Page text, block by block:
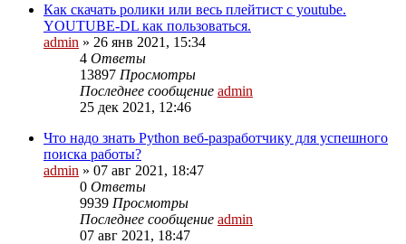
Как скачать ролики или весь плейтист с youtube.
YOUTUBE-DL как пользоваться.
admin » 26 янв 2021, 15:34
4 Ответы
13897 Просмотры
Последнее сообщение admin
25 дек 2021, 12:46
Что надо знать Python веб-разработчику для успешного
поиска работы?
admin » 07 авг 2021, 18:47
0 Ответы
9939 Просмотры
Последнее сообщение admin
07 авг 2021, 18:47